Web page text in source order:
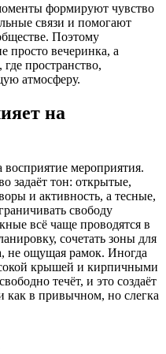
формируют чувство
связи и помогают
Поэтому
просто вечеринка, а
пространство,
атмосферу.
на
мероприятия.
задаёт тон: открытые,
и активность, а тесные,
свободу
всё чаще проводятся в
сочетать зоны для
не ощущая рамок. Иногда
крышей и кирпичными
течёт, и это создаёт
как в привычном, но слегка